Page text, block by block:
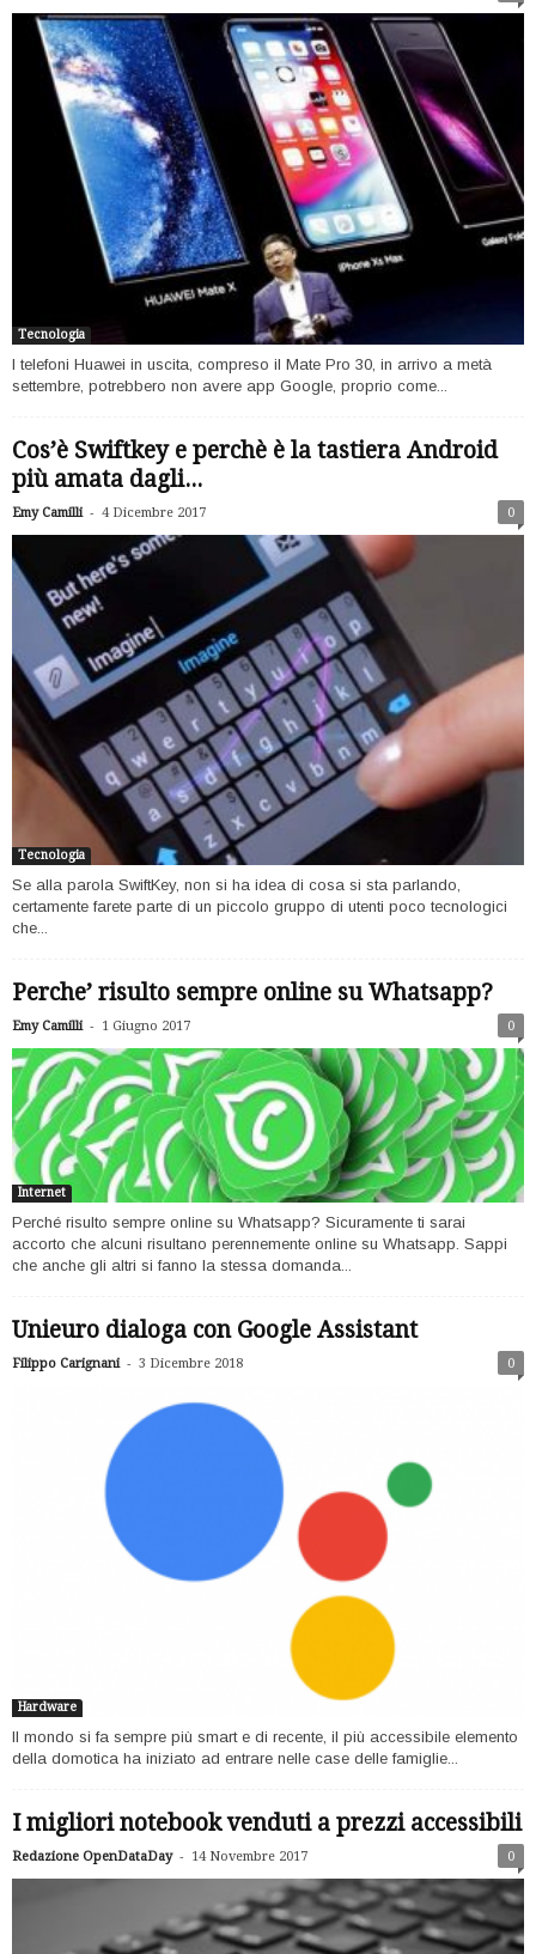
Tecnologia
I telefoni Huawei in uscita, compreso il Mate Pro 30, in arrivo a metà
settembre, potrebbero non avere app Google, proprio come...
Cos’è Swiftkey e perchè è la tastiera Android
più amata dagli...
Emy Camilli - 4 Dicembre 2017 0
Tecnologia
Se alla parola SwiftKey, non si ha idea di cosa si sta parlando,
certamente farete parte di un piccolo gruppo di utenti poco tecnologici
che...
Perche’ risulto sempre online su Whatsapp?
Emy Camilli - 1 Giugno 2017 0
Internet
Perché risulto sempre online su Whatsapp? Sicuramente ti sarai
accorto che alcuni risultano perennemente online su Whatsapp. Sappi
che anche gli altri si fanno la stessa domanda...
Unieuro dialoga con Google Assistant
Filippo Carignani - 3 Dicembre 2018 0
Hardware
Il mondo si fa sempre più smart e di recente, il più accessibile elemento
della domotica ha iniziato ad entrare nelle case delle famiglie...
I migliori notebook venduti a prezzi accessibili
Redazione OpenDataDay - 14 Novembre 2017 0